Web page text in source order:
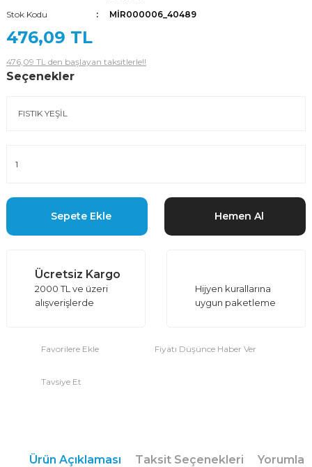
Stok Kodu
MİR000006_40489
476,09 TL
476,09 TL den başlayan taksitlerle!!
Seçenekler
Sepete Ekle Hemen Al
Ücretsiz Kargo
2000 TL ve üzeri
alışverişlerde
Hijyen kurallarına
uygun paketleme
Fiyatı Düşünce Haber Ver
Tavsiye Et
Ürün Açıklaması Taksit Seçenekleri Yorumlar